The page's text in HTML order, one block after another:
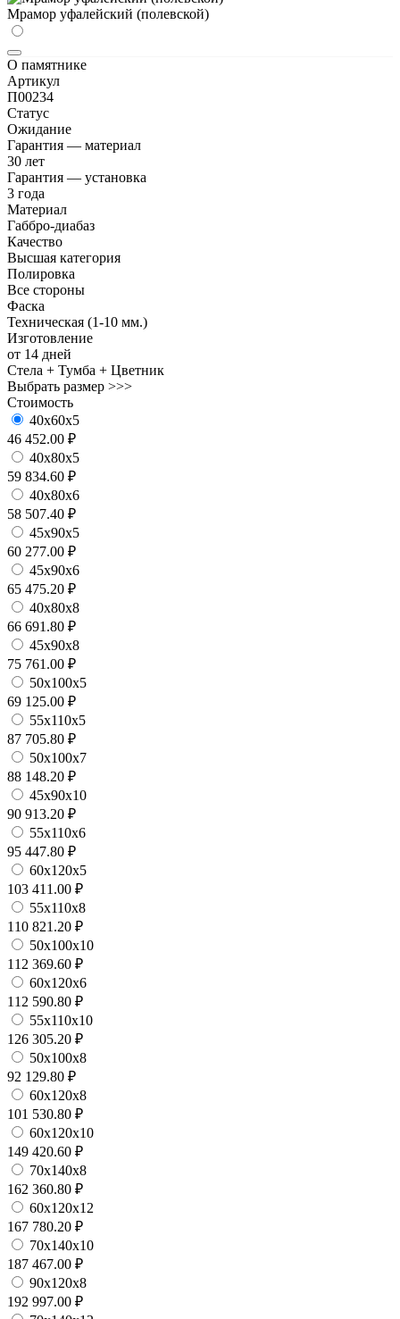
Мрамор уфалейский (полевской)
О памятнике
Артикул
П00234
Статус
Ожидание
Гарантия — материал
30 лет
Гарантия — установка
3 года
Материал
Габбро-диабаз
Качество
Высшая категория
Полировка
Все стороны
Фаска
Техническая (1-10 мм.)
Изготовление
от 14 дней
Стела + Тумба + Цветник
Выбрать размер >>>
Стоимость
40х60х5
46 452.00 ₽
40х80х5
59 834.60 ₽
40х80х6
58 507.40 ₽
45х90х5
60 277.00 ₽
45х90х6
65 475.20 ₽
40х80х8
66 691.80 ₽
45х90х8
75 761.00 ₽
50х100х5
69 125.00 ₽
55х110х5
87 705.80 ₽
50х100х7
88 148.20 ₽
45х90х10
90 913.20 ₽
55х110х6
95 447.80 ₽
60х120х5
103 411.00 ₽
55х110х8
110 821.20 ₽
50х100х10
112 369.60 ₽
60х120х6
112 590.80 ₽
55х110х10
126 305.20 ₽
50х100х8
92 129.80 ₽
60х120х8
101 530.80 ₽
60х120х10
149 420.60 ₽
70х140х8
162 360.80 ₽
60х120х12
167 780.20 ₽
70х140х10
187 467.00 ₽
90х120х8
192 997.00 ₽